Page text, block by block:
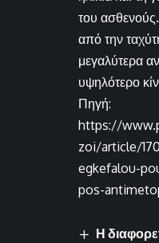
του
από την
μεγαλύτερα
υψηλότερο
Πηγή:
https://
zoi/article/
egkefalou-
pos-
Η